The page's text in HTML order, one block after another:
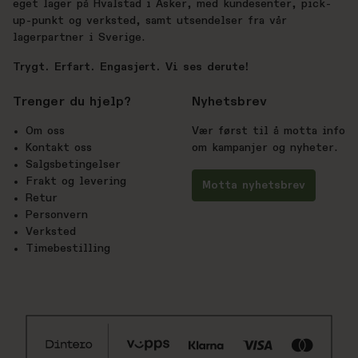
eget lager på Hvalstad i Asker, med kundesenter, pick-
up-punkt og verksted, samt utsendelser fra vår
lagerpartner i Sverige.
Trygt. Erfart. Engasjert. Vi ses derute!
Trenger du hjelp?
Om oss
Kontakt oss
Salgsbetingelser
Frakt og levering
Retur
Personvern
Verksted
Timebestilling
Nyhetsbrev
Vær først til å motta info
om kampanjer og nyheter.
Motta nyhetsbrev